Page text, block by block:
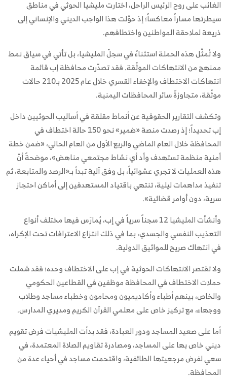
الغائب على روح الرئيس الراحل، اختارت مليشيا الحوثي في مناطق
سيطرتها مساراً معاكساً؛ إذ حوّلت هذا الواجب الديني والإنساني إلى
ذريعة لملاحقة المواطنين واختطافهم.
ولا تُمثّل هذه الحملة استثناءً في سجلّ المليشيا، بل تأتي في سياق نمط
ممنهج من الانتهاكات الموثّقة. فقد تصدّرت محافظة إب قائمة
انتهاكات الاختطاف والإخفاء القسري خلال عام 2025 بـ210 حالات
موثّقة، متجاوزةً سائر المحافظات اليمنية.
وتكشف التقارير الحقوقية عن أنماط مقلقة في أساليب الحوثيين داخل
إب تحديداً؛ إذ رصدت منصة «ضمير» نحو 150 حالة اختطاف في
المحافظة خلال العام الماضي والربع الأول من العام الحالي، «ضمن خطة
أمنية منظمة تستهدف وأد أي نشاط مجتمعي مناهض»، موضحةً أنّ
هذه العمليات لا تجري عشوائياً، بل وفق آلية تبدأ بـ«الرصد والمتابعة، ثم
تنفيذ مداهمات ليلية، تنتهي باقتياد المستهدفين إلى أماكن احتجاز
سرية، دون أوامر قضائية».
وأنشأت المليشيا 12 سجناً سرياً في إب، يُمارَس فيها مختلف أنواع
التعذيب النفسي والجسدي، بما في ذلك انتزاع الاعترافات تحت الإكراه،
في انتهاك صريح للمواثيق الدولية.
ولا تقتصر الانتهاكات الحوثية في إب على الاختطاف وحده؛ فقد شملت
حملات الاختطاف في المحافظة موظفين في القطاعين الحكومي
والخاص، بينهم أطباء وأكاديميون ومحامون وخطباء مساجد وطلاب
ووجهاء، مع تركيز خاص على معلمي القرآن الكريم ومديري المدارس.
أما على صعيد المساجد ودور العبادة، فقد بدأت المليشيات فرض تقويم
ديني خاص بها على المساجد، ومصادرة تقاويم الصلاة المعتمدة، في
سعي لفرض مرجعيتها الطائفية، واقتحمت مساجد في أحياء عدة من
المحافظة.